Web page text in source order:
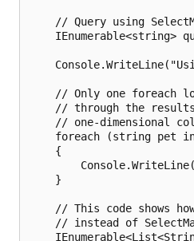
// Query using
IEnumerable<string>
// Only one foreach
// through the
// one-dimensional
foreach (string pet
    {
    }
// This code shows
// instead of